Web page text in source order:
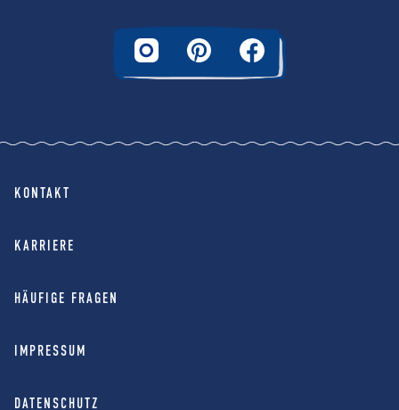
KONTAKT
KARRIERE
HÄUFIGE FRAGEN
IMPRESSUM
DATENSCHUTZ